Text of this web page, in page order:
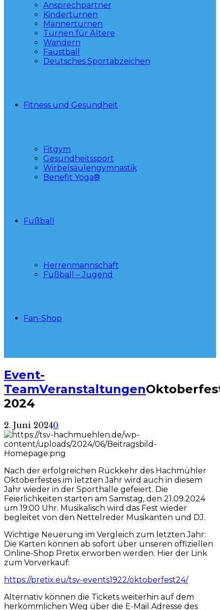
Ansprechpartner
Kinderturnen
Männerturnen
Turnen für Ältere
Wandern
Faustball
Deutsches Sportabzeichen
Fitness und Gesundheit
Fitgym
Gesundheitssport
Wirbelsäulengymnastik
Benefit Yoga®
Fußball
Herrenmannschaft
Fußball – Jugend
Fan-Shop
Event-
TeamVeranstaltungen
2024
2. Juni 20240
Nach der erfolgreichen Rückkehr des Hachmühler
Oktoberfestes im letzten Jahr wird auch in diesem
Jahr wieder in der Sporthalle gefeiert. Die
Feierlichkeiten starten am Samstag, den 21.09.2024
um 19:00 Uhr. Musikalisch wird das Fest wieder
begleitet von den Nettelreder Musikanten und DJ.
Wichtige Neuerung im Vergleich zum letzten Jahr:
Die Karten können ab sofort über unseren offiziellen
Online-Shop Pretix erworben werden. Hier der Link
zum Vorverkauf:
https://pretix.eu/tsv-events1922/oktoberfest24/
Alternativ können die Tickets weiterhin auf dem
herkömmlichen Weg über die E-Mail Adresse des